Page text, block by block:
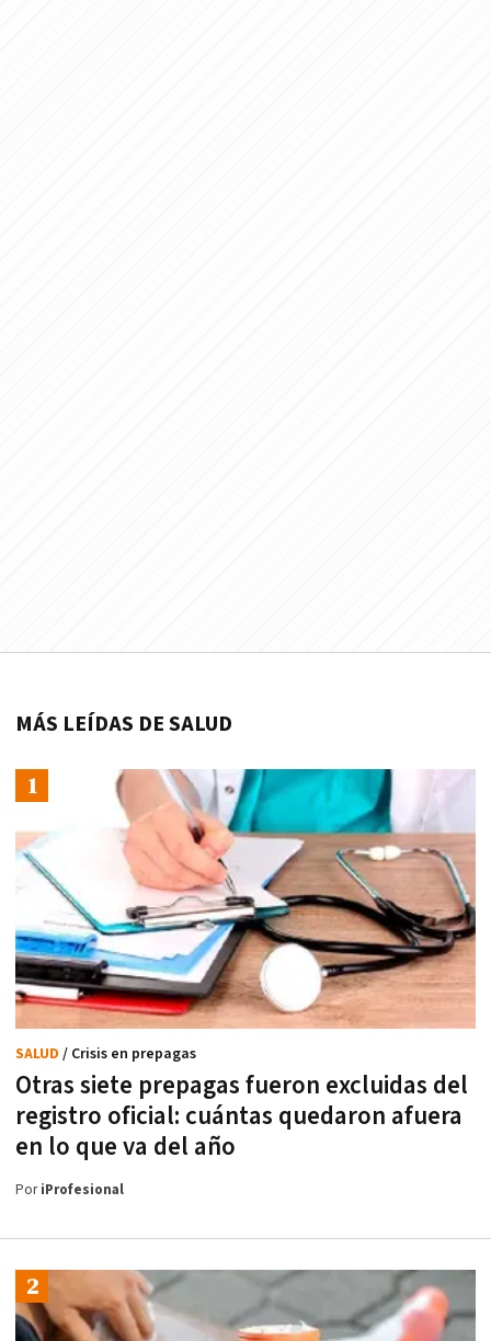
MÁS LEÍDAS DE SALUD
Otras siete prepagas fueron excluidas del
registro oficial: cuántas quedaron afuera
en lo que va del año
SALUD / Crisis en prepagas
PoriProfesional